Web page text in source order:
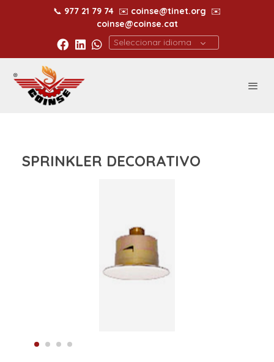
📞 977 21 79 74 ✉️ coinse@tinet.org ✉️
coinse@coinse.cat
Seleccionar idioma
SPRINKLER DECORATIVO